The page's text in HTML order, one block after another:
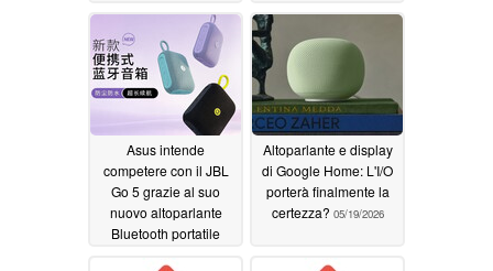
Asus intende
competere con il JBL
Go 5 grazie al suo
nuovo altoparlante
Bluetooth portatile
Altoparlante e display
di Google Home: L'I/O
porterà finalmente la
certezza? 05/19/2026